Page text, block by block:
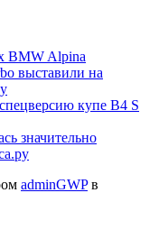
BMW Alpina
выставили на
купе B4 S
значительно
adminGWPв